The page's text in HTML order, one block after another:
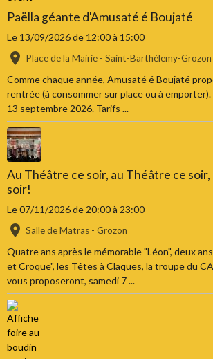
Paëlla géante d'Amusaté é Boujaté
Le 13/09/2026de 12:00à 15:00
Place de la Mairie - Saint-Barthélemy-Grozon
Comme chaque année, Amusaté é Boujaté
rentrée (à consommer sur place ou à
13 septembre 2026. Tarifs ...
Au Théâtre ce soir, au Théâtre ce
soir!
Le 07/11/2026de 20:00à 23:00
Salle de Matras - Grozon
Quatre ans après le mémorable "Léon", deux
et Croque", les Têtes à Claques, la troupe du
vous proposeront, samedi 7 ...